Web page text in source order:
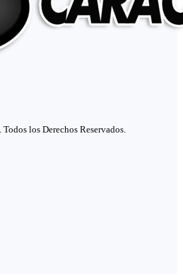
los Derechos Reservados.